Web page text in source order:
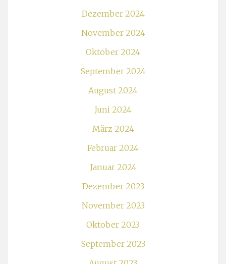
Dezember 2024
November 2024
Oktober 2024
September 2024
August 2024
Juni 2024
März 2024
Februar 2024
Januar 2024
Dezember 2023
November 2023
Oktober 2023
September 2023